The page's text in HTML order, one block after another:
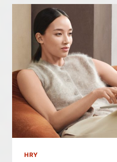
OF
DAWNWALKER
NEBUDE
JEN
PŘIHLÍŽET.
UPÍRSKÝ
LORD
PŘITVRDÍ,
KDYŽ
UDĚLÁTE
MOC
VELKÝ
ROZRUCH
HRY